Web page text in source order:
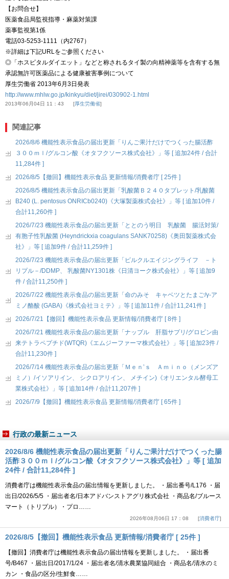
【お問合せ】
医薬食品局監視指導・麻薬対策課
薬事監視第1係
電話03-5253-1111（内2767）
※詳細は下記URLをご参照ください
◎「ホスピタルダイエット」などと称されるタイ製の向精神薬等を含有する無
承認無許可医薬品による健康被害事例について
厚生労働省 2013年6月3日発表
http://www.mhlw.go.jp/kinkyu/diet/jirei/030902-1.html
2013年06月04日 11：43 厚生労働省
関連記事
2026/8/6 機能性表示食品の届出更新「りんご果汁だけでつくった腸活酢
３００ｍｌ/グルコン酸《オタフクソース株式会社》」等 [ 追加24件 / 合計
11,284件 ]
2026/8/5【撤回】機能性表示食品 更新情報/消費者庁 [ 25件 ]
2026/8/5 機能性表示食品の届出更新「乳酸菌Ｂ２４０タブレット/乳酸菌
B240 (L. pentosus ONRICb0240)《大塚製薬株式会社》」等 [ 追加10件 /
合計11,260件 ]
2026/7/23 機能性表示食品の届出更新「ととのう明日 乳酸菌 腸活対策/
有胞子性乳酸菌 (Heyndrickxia coagulans SANK70258)《奥田製薬株式会
社》」等 [ 追加9件 / 合計11,259件 ]
2026/7/23 機能性表示食品の届出更新「ピルクルエイジングライフ －ト
リプル－/DDMP、 乳酸菌NY1301株《日清ヨーク株式会社》」等 [ 追加9
件 / 合計11,250件 ]
2026/7/22 機能性表示食品の届出更新「命のみそ キャベツとたまご/γ-ア
ミノ酪酸 (GABA)《株式会社ヨミテ》」等 [ 追加11件 / 合計11,241件 ]
2026/7/21【撤回】機能性表示食品 更新情報/消費者庁 [ 8件 ]
2026/7/21 機能性表示食品の届出更新「ナップル 肝脂サプリ/グロビン由
来テトラペプチド(WTQR)《エムジーファーマ株式会社》」等 [ 追加23件 /
合計11,230件 ]
2026/7/14 機能性表示食品の届出更新「Ｍｅｎ’ｓ Ａｍｉｎｏ（メンズア
ミノ）/イソアリイン、 シクロアリイン、 メチイン)《オリエンタル酵母工
業株式会社》」等 [ 追加14件 / 合計11,207件 ]
2026/7/9【撤回】機能性表示食品 更新情報/消費者庁 [ 65件 ]
行政の最新ニュース
2026/8/6 機能性表示食品の届出更新「りんご果汁だけでつくった腸
活酢３００ｍｌ/グルコン酸《オタフクソース株式会社》」等 [ 追加
24件 / 合計11,284件 ]
消費者庁は機能性表示食品の届出情報を更新しました。 ・届出番号/L176 ・届
出日/2026/5/5 ・届出者名/日本アドバンストアグリ株式会社 ・商品名/ブルース
マート（トリプル）・プロ……
2026年08月06日 17：08 消費者庁
2026/8/5【撤回】機能性表示食品 更新情報/消費者庁 [ 25件 ]
【撤回】消費者庁は機能性表示食品の届出情報を更新しました。 ・届出番
号/B467 ・届出日/2017/1/24 ・届出者名/清水農業協同組合 ・商品名/清水のミ
カン ・食品の区分/生鮮食……